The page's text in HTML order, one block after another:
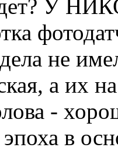
У
не
а их
-
в